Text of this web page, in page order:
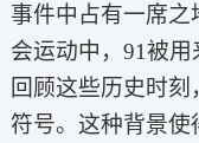
事件中占有一席
会运动中，91被
回顾这些历史时
符号。这种背景使